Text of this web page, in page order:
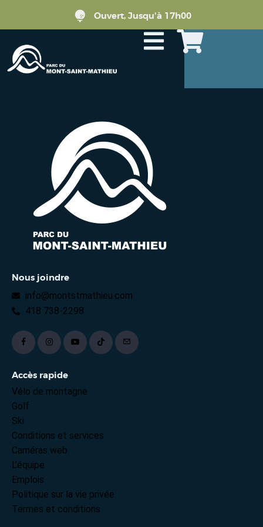
Ouvert, Jusqu'à 17h00
Nous joindre
info@montstmathieu.com
418 738-2298
Accès rapide
Vélo de montagne
Golf
Ski
Conditions et services
Caméras web
L’équipe
Emplois
Politique sur la vie privée
Termes et conditions